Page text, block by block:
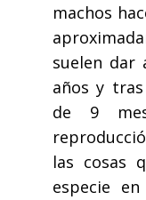
machos
suelen dar
años y
de 9
las cosas
especie